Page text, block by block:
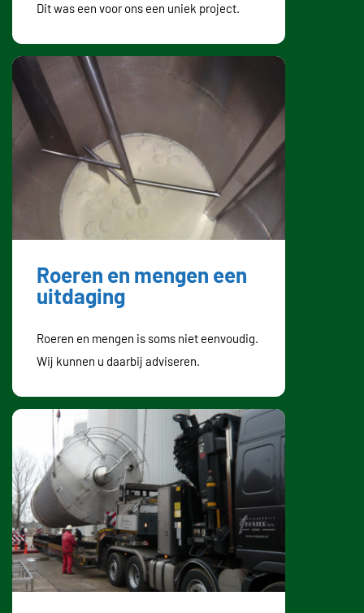
Dit was een voor ons een uniek project.
Roeren en mengen een
uitdaging
Roeren en mengen is soms niet eenvoudig.
Wij kunnen u daarbij adviseren.